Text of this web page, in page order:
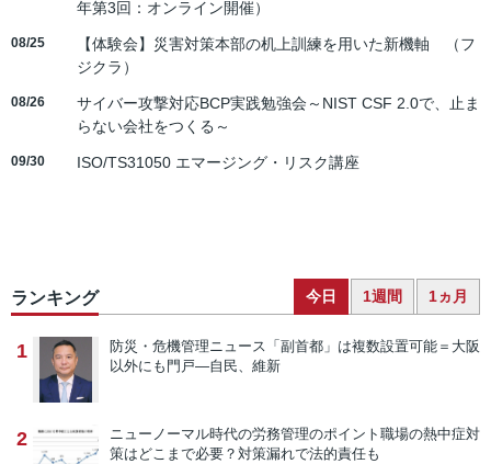
年第3回：オンライン開催）
08/25
【体験会】災害対策本部の机上訓練を用いた新機軸 （フ
ジクラ）
08/26
サイバー攻撃対応BCP実践勉強会～NIST CSF 2.0で、止ま
らない会社をつくる～
09/30 ISO/TS31050 エマージング・リスク講座
ランキング 今日 1週間 1ヵ月
1 防災・危機管理ニュース 「副首都」は複数設置可能＝大阪
以外にも門戸―自民、維新
2 ニューノーマル時代の労務管理のポイント 職場の熱中症対
策はどこまで必要？対策漏れで法的責任も